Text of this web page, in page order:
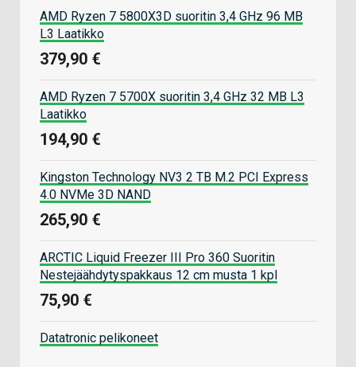
AMD Ryzen 7 5800X3D suoritin 3,4 GHz 96 MB
L3 Laatikko
379,90 €
AMD Ryzen 7 5700X suoritin 3,4 GHz 32 MB L3
Laatikko
194,90 €
Kingston Technology NV3 2 TB M.2 PCI Express
4.0 NVMe 3D NAND
265,90 €
ARCTIC Liquid Freezer III Pro 360 Suoritin
Nestejäähdytyspakkaus 12 cm musta 1 kpl
75,90 €
Datatronic pelikoneet